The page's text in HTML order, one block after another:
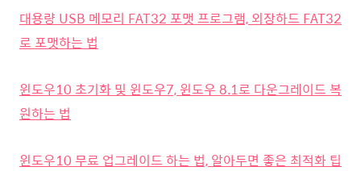
대용량 USB 메모리 FAT32 포맷 프로그램, 외장하드 FAT32
로 포맷하는 법
윈도우10 초기화 및 윈도우7, 윈도우 8.1로 다운그레이드 복
원하는 법
윈도우10 무료 업그레이드 하는 법, 알아두면 좋은 최적화 팁